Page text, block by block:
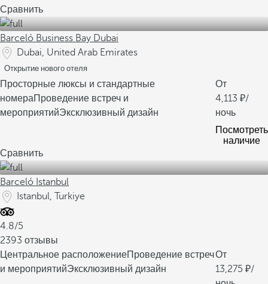
Сравнить
Barceló Business Bay Dubai
Dubai, United Arab Emirates
Открытие нового отеля
Просторные люксы и стандартные
номераПроведение встреч и
мероприятийЭксклюзивный дизайн
От
4,113
/
ночь
Посмотреть
наличие
Сравнить
Barceló Istanbul
Istanbul, Turkiye
4.8/5
2393 отзывы
Центральное расположениеПроведение встреч
и мероприятийЭксклюзивный дизайн
От
13,275
/